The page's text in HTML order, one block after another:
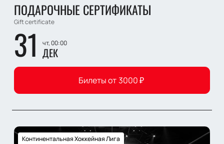
ПОДАРОЧНЫЕ СЕРТИФИКАТЫ
Gift certificate
31 чт, 00:00
ДЕК
Билеты от 3000₽
Континентальная Хоккейная Лига